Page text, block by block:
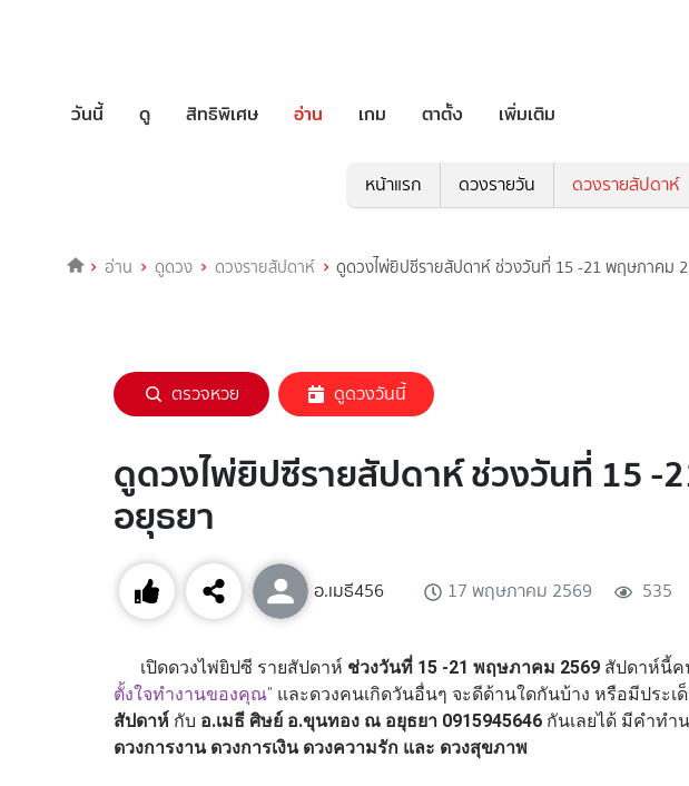
วันนี้ ดู สิทธิพิเศษ อ่าน เกม ตาตั้ง เพิ่มเติม
หน้าแรก ดวงรายวัน ดวงรายสัปดาห์
อ่าน ดูดวง ดวงรายสัปดาห์ ดูดวงไพ่ยิปซีรายสัปดาห์ ช่วงวันที่ 15 -21 พฤษภาคม
ตรวจหวย ดูดวงวันนี้
ดูดวงไพ่ยิปซีรายสัปดาห์ ช่วงวันที่ 15
อยุธยา
อ.เมธี456 17 พฤษภาคม 2569 535
เปิดดวงไพ่ยิปซี รายสัปดาห์ ช่วงวันที่ 15 -21 พฤษภาคม 2569 สัปดาห์นี้ค
ตั้งใจทำงานของคุณ" และดวงคนเกิดวันอื่นๆ จะดีด้านใดกันบ้าง หรือมีประเ
สัปดาห์ กับ อ.เมธี ศิษย์ อ.ขุนทอง ณ อยุธยา 0915945646 กันเลยได้ มีคำทำ
ดวงการงาน ดวงการเงิน ดวงความรัก และ ดวงสุขภาพ